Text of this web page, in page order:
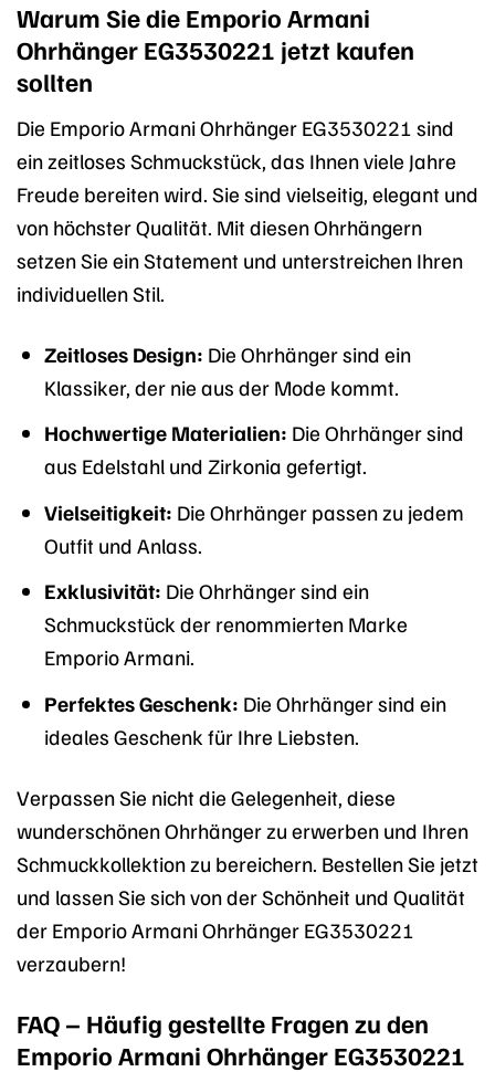
Warum Sie die Emporio Armani
Ohrhänger EG3530221 jetzt kaufen
sollten
Die Emporio Armani Ohrhänger EG3530221 sind
ein zeitloses Schmuckstück, das Ihnen viele Jahre
Freude bereiten wird. Sie sind vielseitig, elegant und
von höchster Qualität. Mit diesen Ohrhängern
setzen Sie ein Statement und unterstreichen Ihren
individuellen Stil.
Zeitloses Design: Die Ohrhänger sind ein
Klassiker, der nie aus der Mode kommt.
Hochwertige Materialien: Die Ohrhänger sind
aus Edelstahl und Zirkonia gefertigt.
Vielseitigkeit: Die Ohrhänger passen zu jedem
Outfit und Anlass.
Exklusivität: Die Ohrhänger sind ein
Schmuckstück der renommierten Marke
Emporio Armani.
Perfektes Geschenk: Die Ohrhänger sind ein
ideales Geschenk für Ihre Liebsten.
Verpassen Sie nicht die Gelegenheit, diese
wunderschönen Ohrhänger zu erwerben und Ihren
Schmuckkollektion zu bereichern. Bestellen Sie jetzt
und lassen Sie sich von der Schönheit und Qualität
der Emporio Armani Ohrhänger EG3530221
verzaubern!
FAQ – Häufig gestellte Fragen zu den
Emporio Armani Ohrhänger EG3530221